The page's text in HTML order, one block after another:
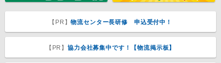
【PR】物流センター長研修 申込受付中！
【PR】協力会社募集中です！【物流掲示板】